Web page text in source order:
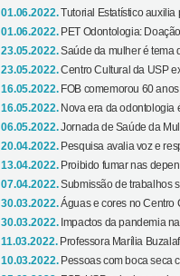
01.06.2022.Tutorial Estatístico auxilia
01.06.2022. PET Odontologia:
23.05.2022.Saúde da mulher é tema
23.05.2022.Centro Cultural da USP
16.05.2022. FOB comemorou 60
16.05.2022. Nova era da odontologia
06.05.2022.Jornada de Saúde da
20.04.2022. Pesquisa avalia voz e
13.04.2022. Proibido fumar nas
07.04.2022.Submissão de trabalhos
30.03.2022.Águas e cores no Centro
30.03.2022. Impactos da pandemia
11.03.2022. Professora Marília
10.03.2022. Pessoas com boca seca